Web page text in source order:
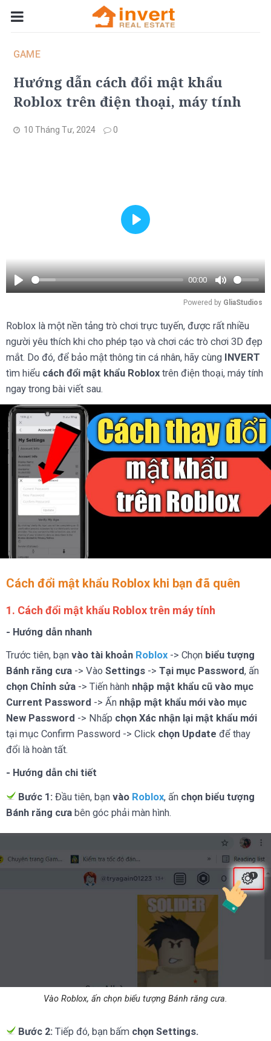
GAME
Hướng dẫn cách đổi mật khẩu
Roblox trên điện thoại, máy tính
10 Tháng Tư, 2024 0
Play
00:00
Mute
Play
Powered by GliaStudios
Roblox là một nền tảng trò chơi trực tuyến, được rất nhiều
người yêu thích khi cho phép tạo và chơi các trò chơi 3D đẹp
mắt. Do đó, để bảo mật thông tin cá nhân, hãy cùng INVERT
tìm hiểu cách đổi mật khẩu Roblox trên điện thoại, máy tính
ngay trong bài viết sau.
Cách đổi mật khẩu Roblox khi bạn đã quên
1. Cách đổi mật khẩu Roblox trên máy tính
- Hướng dẫn nhanh
Trước tiên, bạn vào tài khoản Roblox -> Chọn biểu tượng
Bánh răng cưa -> Vào Settings -> Tại mục Password, ấn
chọn Chỉnh sửa -> Tiến hành nhập mật khẩu cũ vào mục
Current Password -> Ấn nhập mật khẩu mới vào mục
New Password -> Nhấp chọn Xác nhận lại mật khẩu mới
tại mục Confirm Password -> Click chọn Update để thay
đổi là hoàn tất.
- Hướng dẫn chi tiết
Bước 1: Đầu tiên, bạn vào Roblox, ấn chọn biểu tượng
Bánh răng cưa bên góc phải màn hình.
Vào Roblox, ấn chọn biểu tượng Bánh răng cưa.
Bước 2: Tiếp đó, bạn bấm chọn Settings.